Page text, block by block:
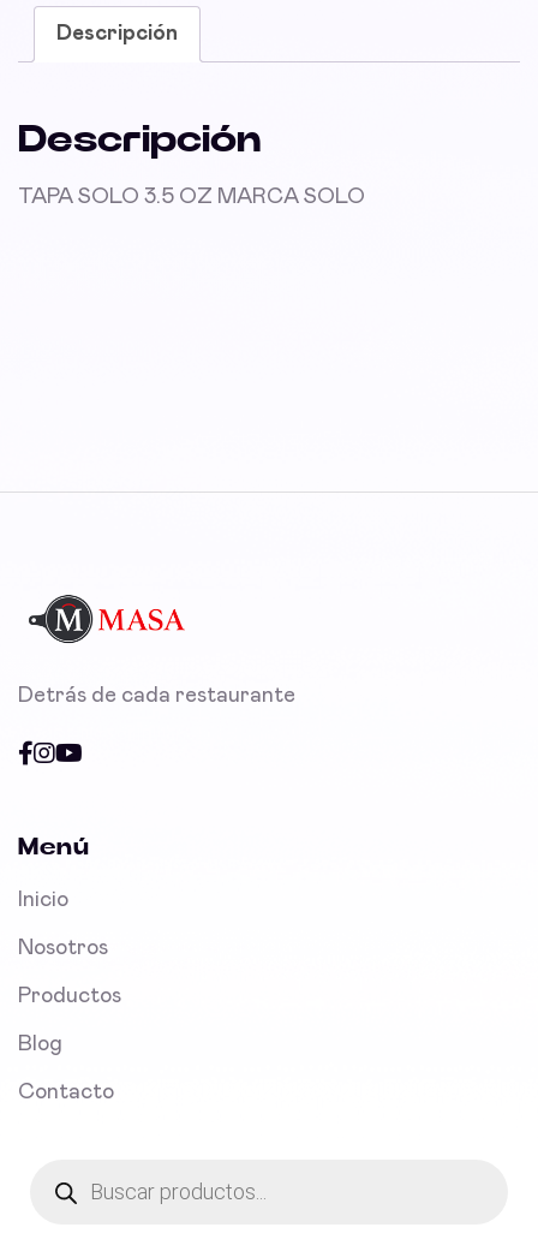
Descripción
Descripción
TAPA SOLO 3.5 OZ MARCA SOLO
Detrás de cada restaurante
Menú
Inicio
Nosotros
Productos
Blog
Contacto
search